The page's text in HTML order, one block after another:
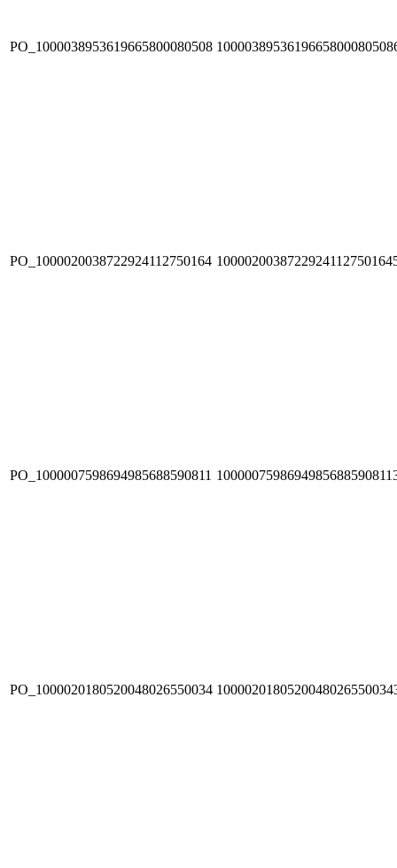
PO_1000038953619665800080508
PO_1000020038722924112750164
PO_1000007598694985688590811
PO_1000020180520048026550034